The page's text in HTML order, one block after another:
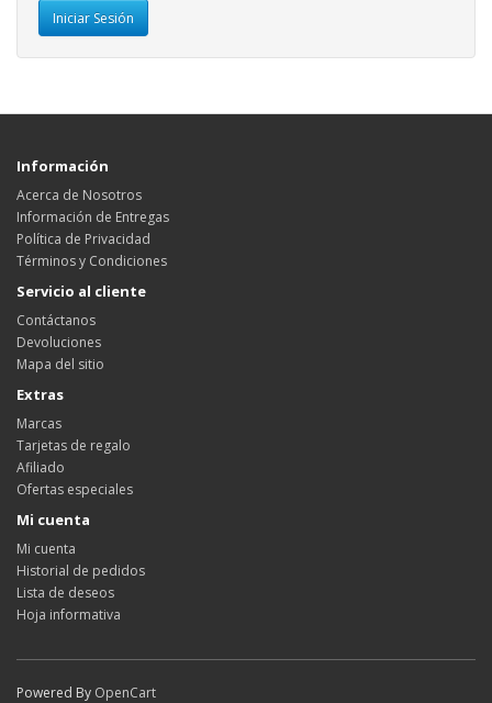
Información
Acerca de Nosotros
Información de Entregas
Política de Privacidad
Términos y Condiciones
Servicio al cliente
Contáctanos
Devoluciones
Mapa del sitio
Extras
Marcas
Tarjetas de regalo
Afiliado
Ofertas especiales
Mi cuenta
Mi cuenta
Historial de pedidos
Lista de deseos
Hoja informativa
Powered By OpenCart